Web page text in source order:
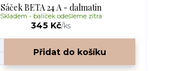
Sáček BETA 24 A - dalmatin
345 Kč/ks
Skladem - balíček odešleme zítra
Přidat do košíku